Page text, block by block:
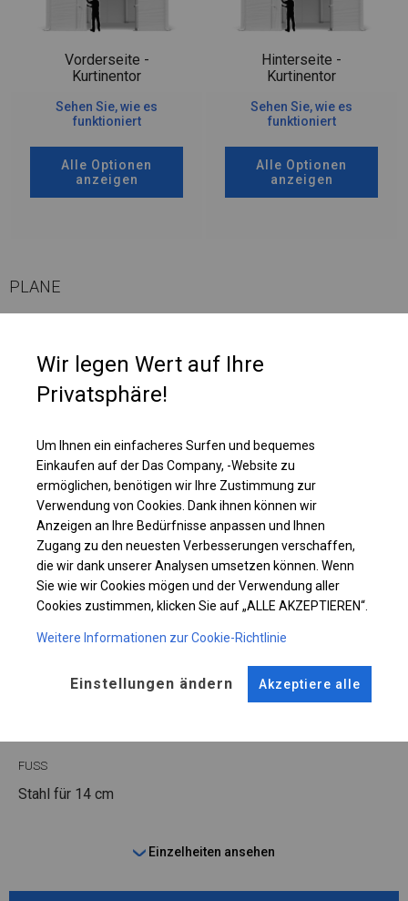
Vorderseite -
Kurtinentor
Sehen Sie, wie es
funktioniert
Alle Optionen
anzeigen
Hinterseite -
Kurtinentor
Sehen Sie, wie es
funktioniert
Alle Optionen
anzeigen
PLANE
Restaurants als zusätzlicher Platz für Gäste oder als Fanzone genutzt.
Diese Art der Plane macht die Nutzung des Zeltes komfortabel und auch
bei vollständig geschlossenem Zelt möglich.
Einzelheiten ansehen
Plane ändern
KONSTRUKTION
WINTER
ANSCHLÜSSE
FUSS
Stahl für 14 cm
Einzelheiten ansehen
Wir legen Wert auf Ihre
Privatsphäre!
Um Ihnen ein einfacheres Surfen und bequemes
Einkaufen auf der Das Company, -Website zu
ermöglichen, benötigen wir Ihre Zustimmung zur
Verwendung von Cookies. Dank ihnen können wir
Anzeigen an Ihre Bedürfnisse anpassen und Ihnen
Zugang zu den neuesten Verbesserungen verschaffen,
die wir dank unserer Analysen umsetzen können. Wenn
Sie wie wir Cookies mögen und der Verwendung aller
Cookies zustimmen, klicken Sie auf „ALLE AKZEPTIEREN“.
Weitere Informationen zur Cookie-Richtlinie
Einstellungen ändern Akzeptiere alle